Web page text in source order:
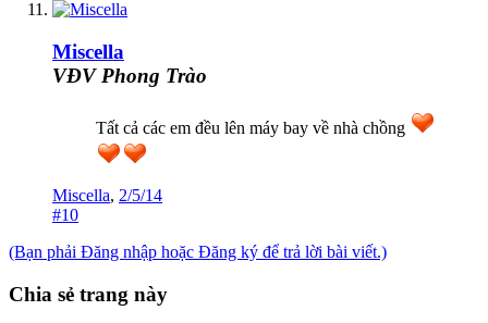
Miscella
VĐV Phong Trào
Tất cả các em đều lên máy bay về nhà chồng
Miscella, 2/5/14
#10
(Bạn phải Đăng nhập hoặc Đăng ký để trả lời bài viết.)
Chia sẻ trang này